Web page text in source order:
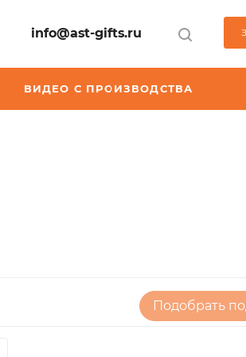
info@ast-gifts.ru
ВИДЕО С ПРОИЗВОДСТВА
Подобрать